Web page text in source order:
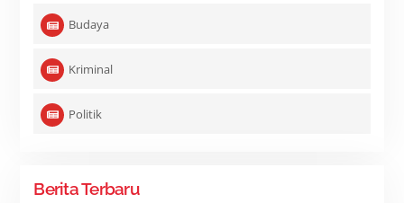
Budaya
Kriminal
Politik
Berita Terbaru